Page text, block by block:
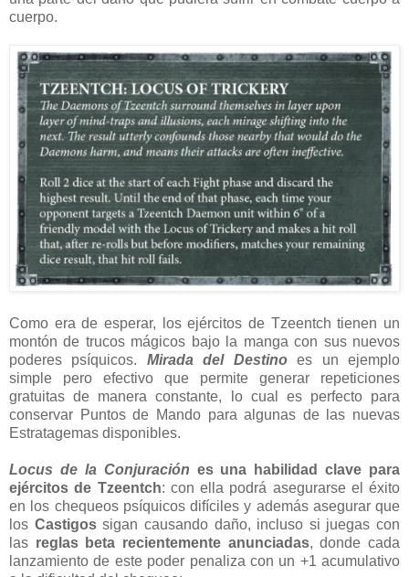
cuerpo.
Como era de esperar, los ejércitos de Tzeentch tienen un
montón de trucos mágicos bajo la manga con sus nuevos
poderes psíquicos. Mirada del Destinoes un ejemplo
simple pero efectivo que permite generar repeticiones
gratuitas de manera constante, lo cual es perfecto para
conservar Puntos de Mando para algunas de las nuevas
Estratagemas disponibles.
Locus de la Conjuración es una habilidad clave para
ejércitos de Tzeentch: con ella podrá asegurarse el éxito
en los chequeos psíquicos difíciles y además asegurar que
los Castigossigan causando daño, incluso si juegas con
las reglas beta recientemente anunciadas, donde cada
lanzamiento de este poder penaliza con un +1 acumulativo